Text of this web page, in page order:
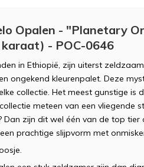
Opalen - "Planetary
karaat) - POC-0646
in Ethiopië, zijn uiterst
ongekend kleurenpalet. Deze
collectie. Het meest gunstige is
meteen van een vliegende
zijn dit wel één van de top tier
prachtige slijpvorm met